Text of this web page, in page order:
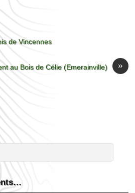
de Vincennes
»
au Bois de Célie (Emerainville)